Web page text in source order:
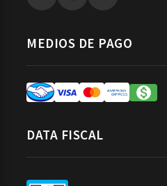
MEDIOS DE PAGO
DATA FISCAL